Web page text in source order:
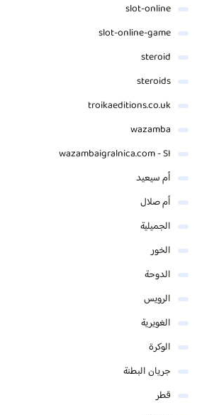
slot-online
slot-online-game
steroid
steroids
troikaeditions.co.uk
wazamba
wazambaigralnica.com - SI
أم سيعيد
أم صلال
الجميلية
الخور
الدوحة
الرويس
الغويرية
الوكرة
جريان البطنة
قطر